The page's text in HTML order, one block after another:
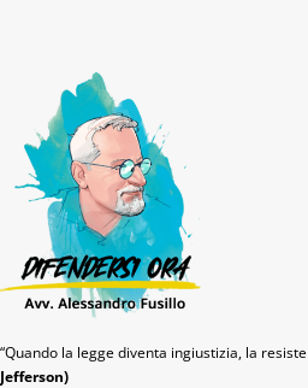
“Quando la legge diventa ingiustizia, la
Jefferson)